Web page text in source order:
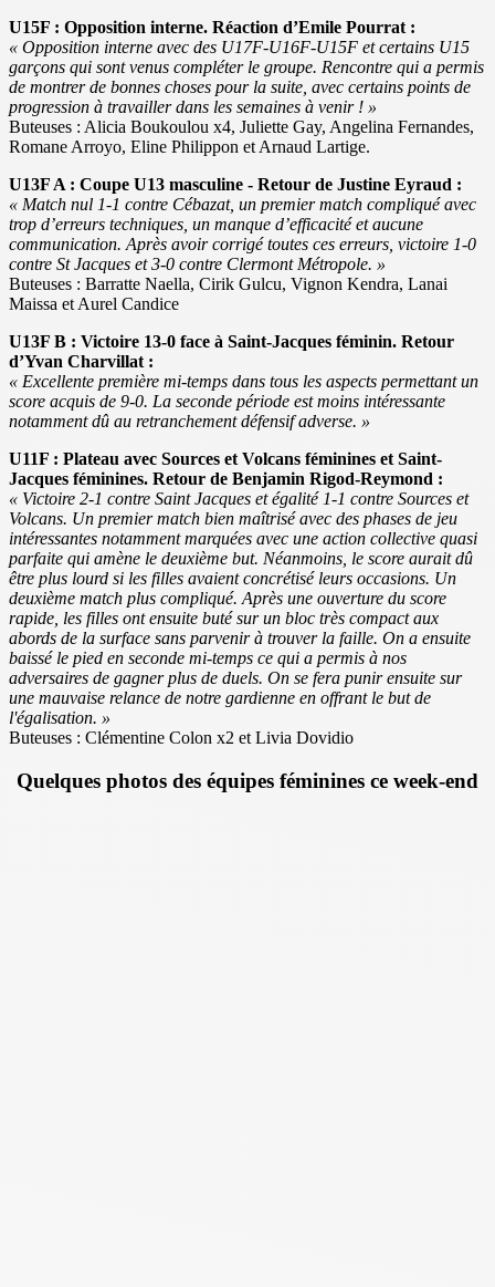
U15F : Opposition interne. Réaction d’Emile Pourrat :
« Opposition interne avec des U17F-U16F-U15F et certains U15
garçons qui sont venus compléter le groupe. Rencontre qui a permis
de montrer de bonnes choses pour la suite, avec certains points de
progression à travailler dans les semaines à venir ! »
Buteuses : Alicia Boukoulou x4, Juliette Gay, Angelina Fernandes,
Romane Arroyo, Eline Philippon et Arnaud Lartige.
U13F A : Coupe U13 masculine - Retour de Justine Eyraud :
« Match nul 1-1 contre Cébazat, un premier match compliqué avec
trop d’erreurs techniques, un manque d’efficacité et aucune
communication. Après avoir corrigé toutes ces erreurs, victoire 1-0
contre St Jacques et 3-0 contre Clermont Métropole. »
Buteuses : Barratte Naella, Cirik Gulcu, Vignon Kendra, Lanai
Maissa et Aurel Candice
U13F B : Victoire 13-0 face à Saint-Jacques féminin. Retour
d’Yvan Charvillat :
« Excellente première mi-temps dans tous les aspects permettant un
score acquis de 9-0. La seconde période est moins intéressante
notamment dû au retranchement défensif adverse. »
U11F : Plateau avec Sources et Volcans féminines et Saint-
Jacques féminines. Retour de Benjamin Rigod-Reymond :
« Victoire 2-1 contre Saint Jacques et égalité 1-1 contre Sources et
Volcans. Un premier match bien maîtrisé avec des phases de jeu
intéressantes notamment marquées avec une action collective quasi
parfaite qui amène le deuxième but. Néanmoins, le score aurait dû
être plus lourd si les filles avaient concrétisé leurs occasions. Un
deuxième match plus compliqué. Après une ouverture du score
rapide, les filles ont ensuite buté sur un bloc très compact aux
abords de la surface sans parvenir à trouver la faille. On a ensuite
baissé le pied en seconde mi-temps ce qui a permis à nos
adversaires de gagner plus de duels. On se fera punir ensuite sur
une mauvaise relance de notre gardienne en offrant le but de
l'égalisation. »
Buteuses : Clémentine Colon x2 et Livia Dovidio
Quelques photos des équipes féminines ce week-end